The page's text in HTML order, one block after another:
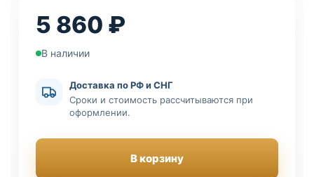
5 860 ₽
В наличии
Доставка по РФ и СНГ
Сроки и стоимость рассчитываются при
оформлении.
В корзину